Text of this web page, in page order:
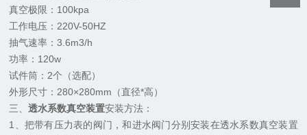
真空极限：100kpa
工作电压：220V-50HZ
抽气速率：3.6m3/h
功率：120w
试件筒：2个（选配）
外形尺寸：280×280mm （直径*高）
三、透水系数真空装置安装方法：
1、 把带有压力表的阀门，和进水阀门分别安装在透水系数真空装置